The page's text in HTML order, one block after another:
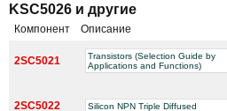
KSC5026 и другие
Компонент Описание
2SC5021
Transistors (Selection Guide by
Applications and Functions)
2SC5022 Silicon NPN Triple Diffused